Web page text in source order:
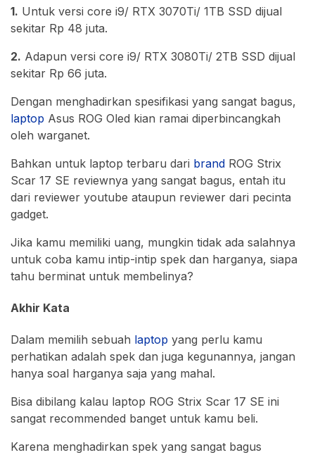
1. Untuk versi core i9/ RTX 3070Ti/ 1TB SSD dijual
sekitar Rp 48 juta.
2. Adapun versi core i9/ RTX 3080Ti/ 2TB SSD dijual
sekitar Rp 66 juta.
Dengan menghadirkan spesifikasi yang sangat bagus,
laptop Asus ROG Oled kian ramai diperbincangkah
oleh warganet.
Bahkan untuk laptop terbaru dari brand ROG Strix
Scar 17 SE reviewnya yang sangat bagus, entah itu
dari reviewer youtube ataupun reviewer dari pecinta
gadget.
Jika kamu memiliki uang, mungkin tidak ada salahnya
untuk coba kamu intip-intip spek dan harganya, siapa
tahu berminat untuk membelinya?
Akhir Kata
Dalam memilih sebuah laptop yang perlu kamu
perhatikan adalah spek dan juga kegunannya, jangan
hanya soal harganya saja yang mahal.
Bisa dibilang kalau laptop ROG Strix Scar 17 SE ini
sangat recommended banget untuk kamu beli.
Karena menghadirkan spek yang sangat bagus